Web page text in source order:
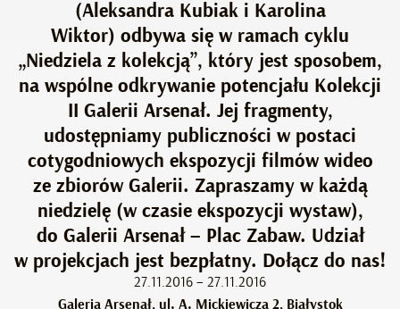
(Aleksandra Kubiak i Karolina
Wiktor) odbywa się w ramach cyklu
„Niedziela z kolekcją”, który jest sposobem,
na wspólne odkrywanie potencjału Kolekcji
II Galerii Arsenał. Jej fragmenty,
udostępniamy publiczności w postaci
cotygodniowych ekspozycji filmów wideo
ze zbiorów Galerii. Zapraszamy w każdą
niedzielę (w czasie ekspozycji wystaw),
do Galerii Arsenał – Plac Zabaw. Udział
w projekcjach jest bezpłatny. Dołącz do nas!
27.11.2016 – 27.11.2016
Galeria Arsenał, ul. A. Mickiewicza 2, Białystok